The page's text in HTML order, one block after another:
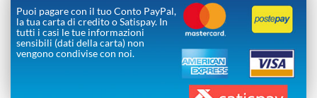
Puoi pagare con il tuo Conto PayPal,
la tua carta di credito o Satispay. In
tutti i casi le tue informazioni
sensibili (dati della carta) non
vengono condivise con noi.